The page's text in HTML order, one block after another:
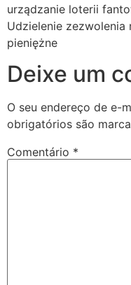
urządzanie loterii
Udzielenie
pieniężne
Deixe um
O seu endereço de e-
obrigatórios são
Comentário *